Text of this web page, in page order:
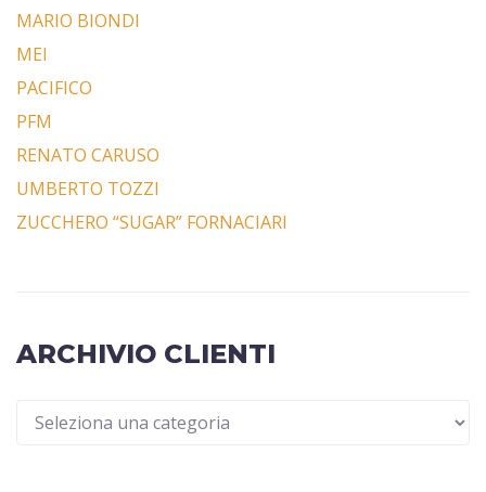
MARIO BIONDI
MEI
PACIFICO
PFM
RENATO CARUSO
UMBERTO TOZZI
ZUCCHERO “SUGAR” FORNACIARI
ARCHIVIO CLIENTI